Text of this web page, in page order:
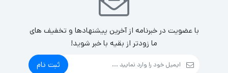
با عضویت در خبرنامه از آخرین پیشنهادها و تخفیف های
ما زودتر از بقیه با خبر شوید!
ثبت نام